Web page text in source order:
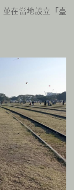
在當地設立「臺